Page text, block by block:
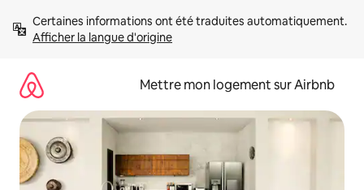
directement
Afficher la langue d'origine
Mettre mon logement sur Airbnb